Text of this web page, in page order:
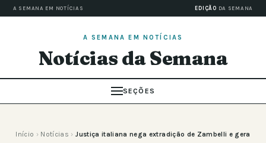
A SEMANA EM NOTÍCIAS EDIÇÃO DA SEMANA
A SEMANA EM NOTÍCIAS
Notícias da Semana
SEÇÕES
Início › Notícias › Justiça italiana nega extradição de Zambelli e gera